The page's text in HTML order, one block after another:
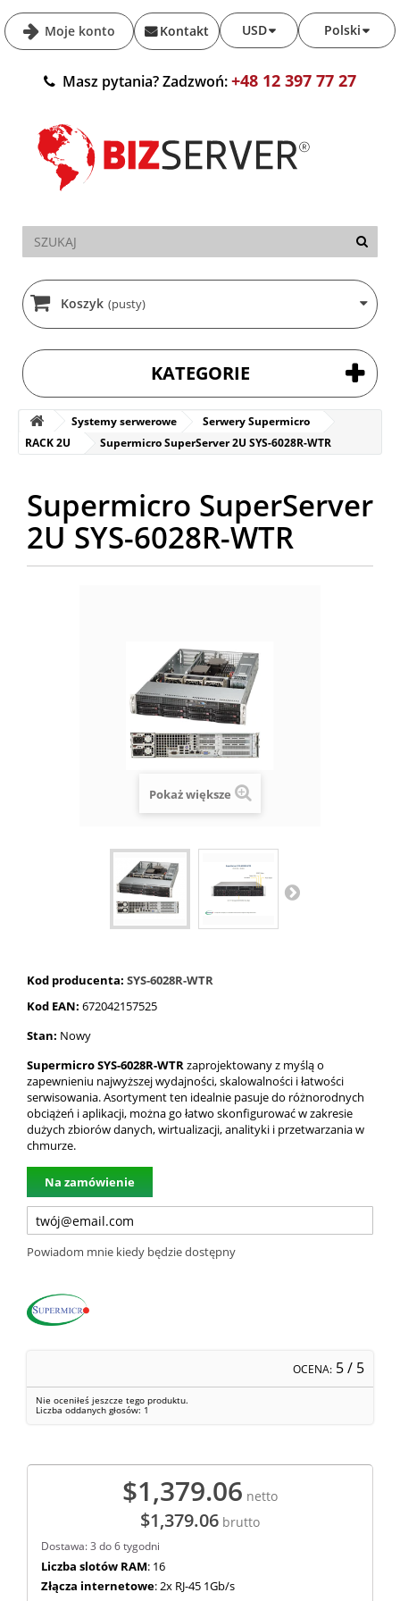
Moje konto Polski
USD
Kontakt
Masz pytania? Zadzwoń:+48 12 397 77 27
Koszyk (pusty)
KATEGORIE
Systemy serwerowe
Serwery Supermicro
RACK 2U
Supermicro SuperServer 2U SYS-6028R-WTR
Supermicro SuperServer
2U SYS-6028R-WTR
Pokaż większe
Kod producenta: SYS-6028R-WTR
Kod EAN: 672042157525
Stan: Nowy
Supermicro SYS-6028R-WTRzaprojektowany z myślą o
zapewnieniu najwyższej wydajności, skalowalności i łatwości
serwisowania. Asortyment ten idealnie pasuje do różnorodnych
obciążeń i aplikacji, można go łatwo skonfigurować w zakresie
dużych zbiorów danych, wirtualizacji, analityki i przetwarzania w
chmurze.
Na zamówienie
Powiadom mnie kiedy będzie dostępny
OCENA: 5/ 5
Nie oceniłeś jeszcze tego produktu.
Liczba oddanych głosów: 1
$1,379.06 netto
$1,379.06 brutto
Dostawa: 3 do 6 tygodni
Liczba slotów RAM: 16
Złącza internetowe: 2x RJ-45 1Gb/s